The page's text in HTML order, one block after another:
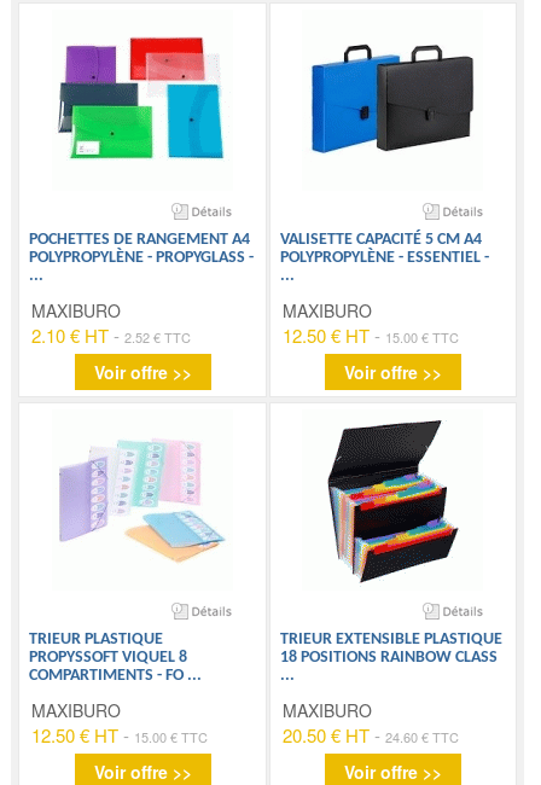
POCHETTES DE RANGEMENT A4
POLYPROPYLÈNE - PROPYGLASS -
...
MAXIBURO
2.10 € HT -2.52 € TTC
Voir offre >>
VALISETTE CAPACITÉ 5 CM A4
POLYPROPYLÈNE - ESSENTIEL -
...
MAXIBURO
12.50 € HT- 15.00 € TTC
Voir offre >>
TRIEUR PLASTIQUE
PROPYSSOFT VIQUEL 8
COMPARTIMENTS - FO ...
MAXIBURO
12.50 € HT - 15.00 € TTC
Voir offre >>
TRIEUR EXTENSIBLE PLASTIQUE
18 POSITIONS RAINBOW CLASS
...
MAXIBURO
20.50 € HT- 24.60 € TTC
Voir offre >>